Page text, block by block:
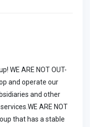
WE ARE NOT OUT-
and operate our
and other
ARE NOT
that has a stable